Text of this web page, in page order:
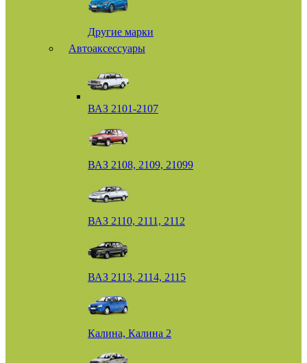
Другие марки
Автоаксессуары
ВАЗ 2101-2107
ВАЗ 2108, 2109, 21099
ВАЗ 2110, 2111, 2112
ВАЗ 2113, 2114, 2115
Калина, Калина 2